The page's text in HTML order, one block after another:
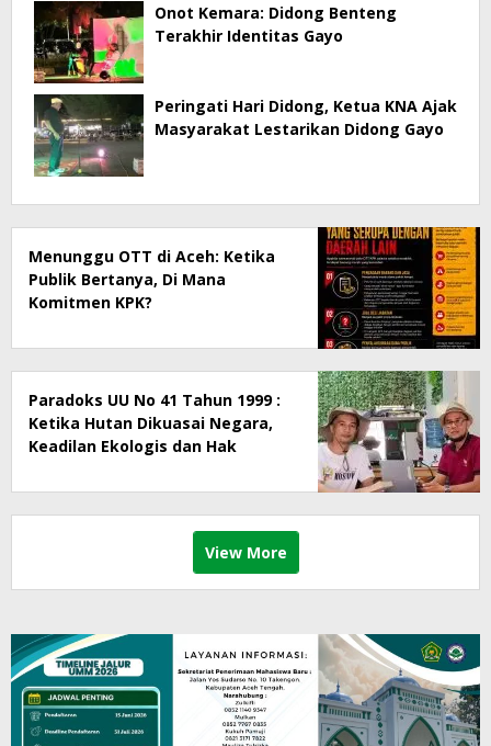
Onot Kemara: Didong Benteng
Terakhir Identitas Gayo
Peringati Hari Didong, Ketua KNA Ajak
Masyarakat Lestarikan Didong Gayo
Menunggu OTT di Aceh: Ketika
Publik Bertanya, Di Mana
Komitmen KPK?
Paradoks UU No 41 Tahun 1999 :
Ketika Hutan Dikuasai Negara,
Keadilan Ekologis dan Hak
View More